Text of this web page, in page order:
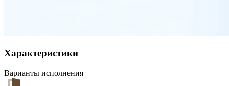
Характеристики
Варианты исполнения